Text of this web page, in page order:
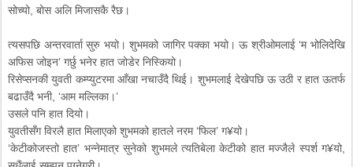
सोच्यो, बोस अलि मिजासकै रैछ।
त्यसपछि अन्तरवार्ता सुरु भयो। शुभमको जागिर पक्का भयो। ऊ श्रीओमलाई ‘म भोलिदेखि
अफिस जोइन’ गर्छु भनेर हात जोडेर निस्कियो।
रिसेप्सनकी युवती कम्प्युटरमा आँखा नचाउँदै थिई। शुभमलाई देखेपछि ऊ उठी र हात ऊतर्फ
बढाउँदै भनी, ‘आम मल्लिका।’
उसले पनि हात दियो।
युवतीसँग विरलै हात मिलाएको शुभमको हातले नरम ‘फिल’ ग¥यो।
‘केटीकोजस्तो हात’ भन्नेमात्र सुनेको शुभमले त्यतिबेला केटीको हात मज्जैले स्पर्श ग¥यो,